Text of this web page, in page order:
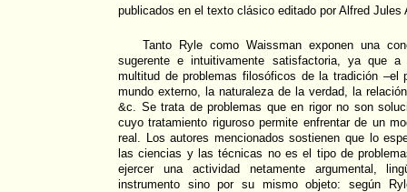
publicados en el texto clásico editado por Alfred Jules
Tanto Ryle como Waissman exponen una
sugerente e intuitivamente satisfactoria, ya que
multitud de problemas filosóficos de la tradición –el
mundo externo, la naturaleza de la verdad, la
&c. Se trata de problemas que en rigor no son
cuyo tratamiento riguroso permite enfrentar de un
real. Los autores mencionados sostienen que lo
las ciencias y las técnicas no es el tipo de
ejercer una actividad netamente argumental,
instrumento sino por su mismo objeto: según